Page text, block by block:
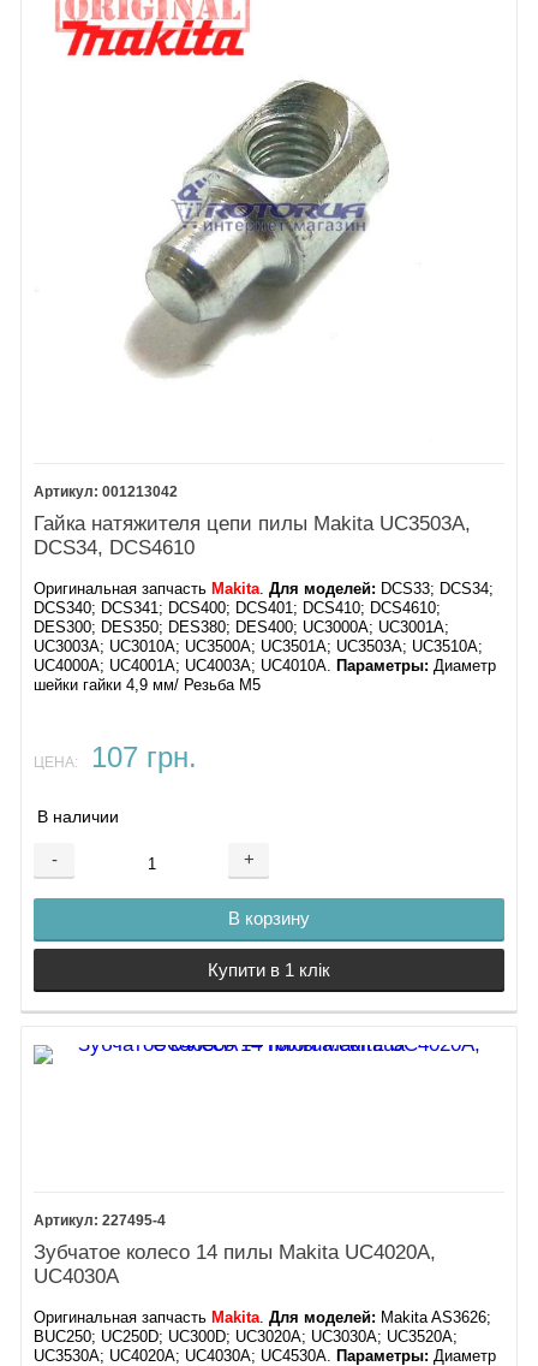
001213042
Гайка натяжителя цепи пилы Makita UC3503A,
DCS34, DCS4610
Оригинальная запчасть Makita. Для моделей: DCS33; DCS34;
DCS340; DCS341; DCS400; DCS401; DCS410; DCS4610;
DES300; DES350; DES380; DES400; UC3000A; UC3001A;
UC3003A; UC3010A; UC3500A; UC3501A; UC3503A; UC3510A;
UC4000A; UC4001A; UC4003A; UC4010A. Параметры: Диаметр
шейки гайки 4,9 мм/ Резьба M5
ЦЕНА: 107 грн.
В наличии
- +
В корзину
Купити в 1 клік
227495-4
Зубчатое колесо 14 пилы Makita UC4020A,
UC4030A
Оригинальная запчасть Makita Для моделей: Makita AS3626;
BUC250; UC250D; UC300D; UC3020A; UC3030A; UC3520A;
UC3530A; UC4020A; UC4030A; UC4530A.
Параметры: Диаметр